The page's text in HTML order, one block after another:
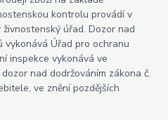
kontrolu provádí v
úřad. Dozor nad
vykonává Úřad pro ochranu
inspekce vykonává ve
nad dodržováním zákona č.
ve znění pozdějších